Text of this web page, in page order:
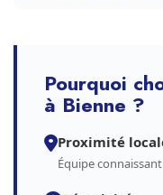
Pourquoi
à Bienne ?
Proximité
Équipe